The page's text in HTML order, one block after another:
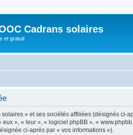
Cadrans solaires
et gratuit
» et ses sociétés affiliées (désignés ci-
», « leur », « logiciel phpBB », «
ci-après par « vos informations »).